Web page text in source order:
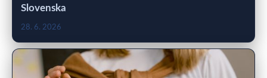
Slovenska
28. 6. 2026